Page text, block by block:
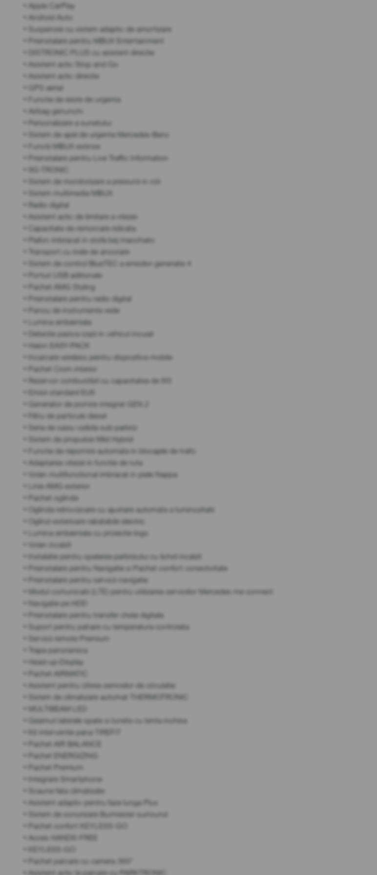
• Apple CarPlay
• Android Auto
• Suspensie cu sistem adaptiv de amortizare
• Preinstalare pentru MBUX Entertainment
• DISTRONIC PLUS cu asistent directie
• Asistent activ Stop and Go
• Asistent activ directie
• GPS aerial
• Functie de iesire de urgenta
• Airbag genunchi
• Personalizare a sunetului
• Sistem de apel de urgenta Mercedes-Benz
• Functii MBUX extinse
• Preinstalare pentru Live Traffic Information
• 9G-TRONIC
• Sistem de monitorizare a presiunii in roti
• Sistem multimedia MBUX
• Radio digital
• Asistent activ de limitare a vitezei
• Capacitate de remorcare ridicata
• Plafon imbracat in stofa bej macchiato
• Transport cu inele de ancorare
• Sistem de control BlueTEC a emisiilor generatie 4
• Porturi USB aditionale
• Pachet AMG Styling
• Preinstalare pentru radio digital
• Panou de instrumente wide
• Lumina ambientala
• Detectie pasiva copii in vehicul incuiat
• Haion EASY-PACK
• Incarcare wireless pentru dispozitive mobile
• Pachet Crom interior
• Rezervor combustibil cu capacitatea de 85l
• Emisii standard EU6
• Generator de pornire integrat GEN.2
• Filtru de particule diesel
• Seria de sasiu vizibila sub parbriz
• Sistem de propulsie Mild Hybrid
• Functie de repornire automata in blocajele de trafic
• Adaptarea vitezei in functie de ruta
• Volan multifunctional imbracat in piele Nappa
• Linie AMG exterior
• Pachet oglinda
• Oglinda retrovizoare cu ajustare automata a luminozitatii
• Oglinzi exterioare rabatabile electric
• Lumina ambientala cu proiectie logo
• Volan incalzit
• Instalatie pentru spalarea parbrizului cu lichid incalzit
• Preinstalare pentru Navigatie si Pachet confort conectivitate
• Preinstalare pentru servicii navigatie
• Modul comunicatii (LTE) pentru utilizarea serviciilor Mercedes me connect
• Navigatie pe HDD
• Preinstalare pentru transfer cheie digitala
• Suport pentru pahare cu temperatura controlata
• Servicii remote Premium
• Trapa panoramica
• Head-up-Display
• Pachet AIRMATIC
• Asistent pentru citirea semnelor de circulatie
• Sistem de climatizare automat THERMOTRONIC
• MULTIBEAM LED
• Geamuri laterale spate si luneta cu tenta inchisa
• Kit interventie pana TIREFIT
• Pachet AIR BALANCE
• Pachet ENERGIZING
• Pachet Premium
• Integrare Smartphone
• Scaune fata climatizate
• Asistent adaptiv pentru faza lunga Plus
• Sistem de sonorizare Burmester surround
• Pachet confort KEYLESS-GO
• Acces HANDS-FREE
• Pachet parcare cu camera 360°
• Asistent activ la parcare cu PARKTRONIC